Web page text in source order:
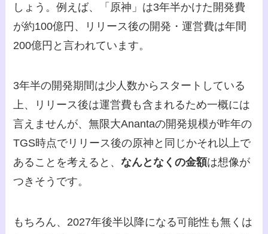
しょう。例えば、「原神」は3年半かけた開発費
が約100億円、リリース後の開発・運営費は年間
200億円と言われています。
3年半の開発期間は少人数からスタートしている
上、リリース後は運営費も含まれるため一概には
言えませんが、無限大Anantaの開発規模が昨年の
TGS時点でリリース後の原神と同じかそれ以上で
あることを考えると、なんとなくの金額は想像が
つきそうです。
もちろん、2027年後半以降になる可能性も無くは